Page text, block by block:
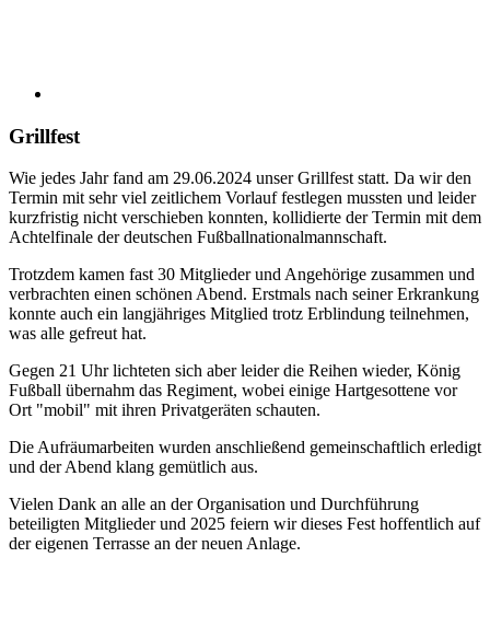
Grillfest
Wie jedes Jahr fand am 29.06.2024 unser Grillfest statt. Da wir den
Termin mit sehr viel zeitlichem Vorlauf festlegen mussten und leider
kurzfristig nicht verschieben konnten, kollidierte der Termin mit dem
Achtelfinale der deutschen Fußballnationalmannschaft.
Trotzdem kamen fast 30 Mitglieder und Angehörige zusammen und
verbrachten einen schönen Abend. Erstmals nach seiner Erkrankung
konnte auch ein langjähriges Mitglied trotz Erblindung teilnehmen,
was alle gefreut hat.
Gegen 21 Uhr lichteten sich aber leider die Reihen wieder, König
Fußball übernahm das Regiment, wobei einige Hartgesottene vor
Ort "mobil" mit ihren Privatgeräten schauten.
Die Aufräumarbeiten wurden anschließend gemeinschaftlich erledigt
und der Abend klang gemütlich aus.
Vielen Dank an alle an der Organisation und Durchführung
beteiligten Mitglieder und 2025 feiern wir dieses Fest hoffentlich auf
der eigenen Terrasse an der neuen Anlage.